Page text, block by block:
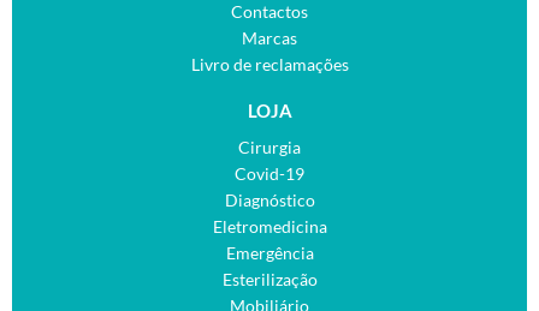
Contactos
Marcas
Livro de reclamações
LOJA
Cirurgia
Covid-19
Diagnóstico
Eletromedicina
Emergência
Esterilização
Mobiliário